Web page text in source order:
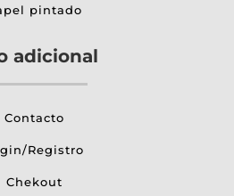
pintado
adicional
Contacto
Registro
Chekout